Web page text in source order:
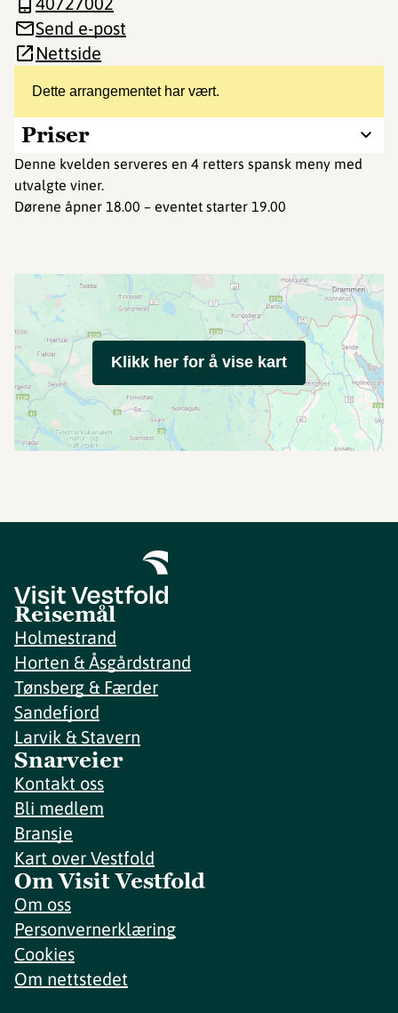
Dette arrangementet har vært.
Priser
Denne kvelden serveres en 4 retters spansk meny med
utvalgte viner.
Dørene åpner 18.00 – eventet starter 19.00
Send e-post
Nettside
Klikk her for å vise kart
Reisemål
Holmestrand
Horten & Åsgårdstrand
Tønsberg & Færder
Sandefjord
Larvik & Stavern
Snarveier
Kontakt oss
Bli medlem
Bransje
Kart over Vestfold
Om Visit Vestfold
Om oss
Personvernerklæring
Cookies
Om nettstedet